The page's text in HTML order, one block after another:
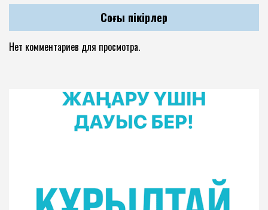
Соңғы пікірлер
Нет комментариев для просмотра.